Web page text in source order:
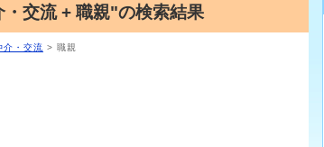
交流 + 職親"の検索結果
介・交流 > 職親